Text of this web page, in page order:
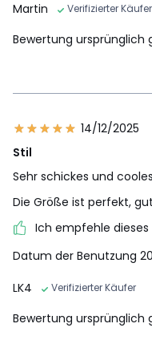
Martin
Verifizierter Käufer
Bewertung ursprünglich
14/12/2025
Stil
Sehr schickes und
Die Größe ist perfekt,
Ich empfehle dieses
Datum der Benutzung
LK4
Verifizierter Käufer
Bewertung ursprünglich